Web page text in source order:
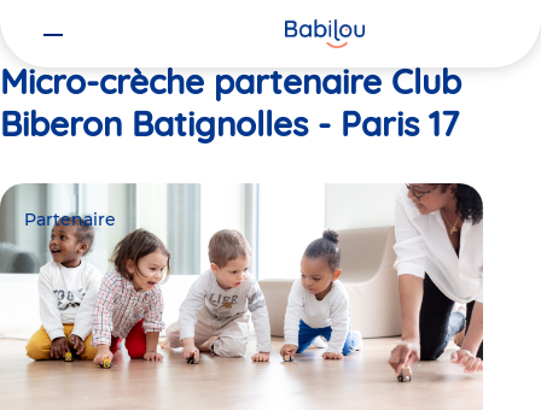
Micro-crèche partenaire Club
Biberon Batignolles - Paris 17
Partenaire